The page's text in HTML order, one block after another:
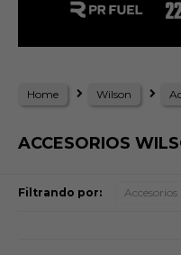
Home Wilson
ACCESORIOS
Filtrando por: Accesorios